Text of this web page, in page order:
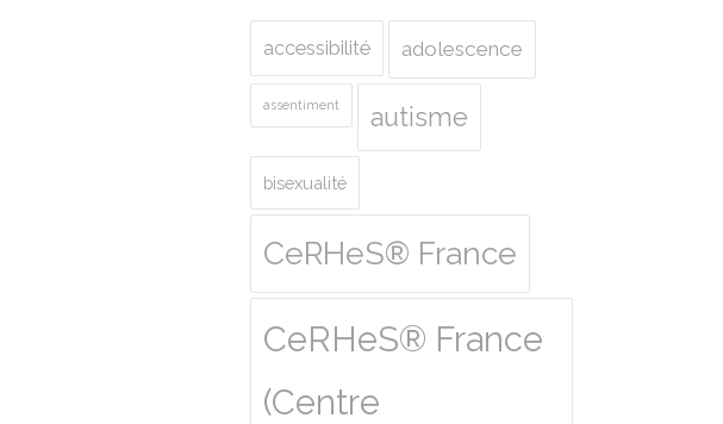
accessibilité adolescence
assentiment autisme
bisexualité
CeRHeS® France
CeRHeS® France
(Centre